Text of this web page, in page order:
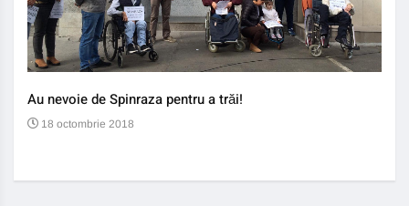
Au nevoie de Spinraza pentru a trăi!
18 octombrie 2018